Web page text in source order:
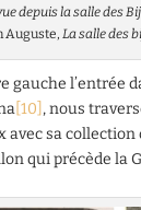
depuis la salle des
Auguste,La salle des
gauche l’entrée
[10] , nous
avec sa collection
qui précède la